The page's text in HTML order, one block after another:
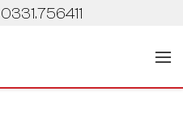
0331.756411